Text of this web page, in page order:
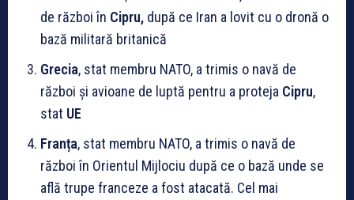
de război în Cipru, după ce Iran a lovit cu o dronă o
bază militară britanică
Grecia, stat membru NATO, a trimis o navă de
război și avioane de luptă pentru a proteja Cipru,
stat UE
Franța, stat membru NATO, a trimis o navă de
război în Orientul Mijlociu după ce o bază unde se
află trupe franceze a fost atacată. Cel mai